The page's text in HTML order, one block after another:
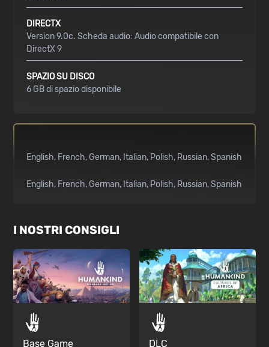
DIRECTX
Version 9.0c. Scheda audio: Audio compatibile con
DirectX 9
SPAZIO SU DISCO
6 GB di spazio disponibile
English French German Italian Polish Russian Spanish
English French German Italian Polish Russian Spanish
I NOSTRI CONSIGLI
Base Game DLC